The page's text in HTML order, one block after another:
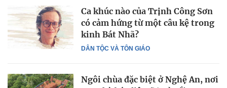
DÂN TỘC VÀ TÔN GIÁO
Ca khúc nào của Trịnh Công Sơn
có cảm hứng từ một câu kệ trong
kinh Bát Nhã?
Ngôi chùa đặc biệt ở Nghệ An, nơi